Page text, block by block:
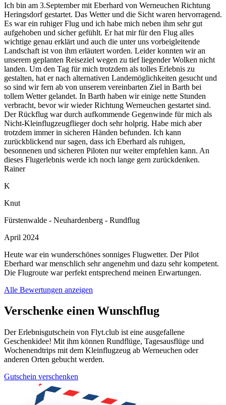
Ich bin am 3.September mit Eberhard von Werneuchen Richtung
Heringsdorf gestartet. Das Wetter und die Sicht waren hervorragend.
Es war ein ruhiger Flug und ich habe mich neben ihm sehr gut
aufgehoben und sicher gefühlt. Er hat mir für den Flug alles
wichtige genau erklärt und auch die unter uns vorbeigleitende
Landschaft ist von ihm erläutert worden. Leider konnten wir an
unserem geplanten Reiseziel wegen zu tief liegender Wolken nicht
landen. Um den Tag für mich trotzdem als tolles Erlebnis zu
gestalten, hat er nach alternativen Landemöglichkeiten gesucht und
so sind wir fern ab von unserem vereinbarten Ziel in Barth bei
tollem Wetter gelandet. In Barth haben wir einige nette Stunden
verbracht, bevor wir wieder Richtung Werneuchen gestartet sind.
Der Rückflug war durch aufkommende Gegenwinde für mich als
Nicht-Kleinflugzeugflieger doch sehr holprig. Habe mich aber
trotzdem immer in sicheren Händen befunden. Ich kann
zurückblickend nur sagen, dass ich Eberhard als ruhigen,
besonnenen und sicheren Piloten nur weiter empfehlen kann. An
dieses Flugerlebnis werde ich noch lange gern zurückdenken.
Rainer
K
Knut
Fürstenwalde - Neuhardenberg - Rundflug
April 2024
Heute war ein wunderschönes sonniges Flugwetter. Der Pilot
Eberhard war menschlich sehr angenehm und dazu sehr kompetent.
Die Flugroute war perfekt entsprechend meinen Erwartungen.
Alle Bewertungen anzeigen
Verschenke einen Wunschflug
Der Erlebnisgutschein von Flyt.club ist eine ausgefallene
Geschenkidee! Mit ihm können Rundflüge, Tagesausflüge und
Wochenendtrips mit dem Kleinflugzeug ab Werneuchen oder
anderen Orten gebucht werden.
Gutschein verschenken